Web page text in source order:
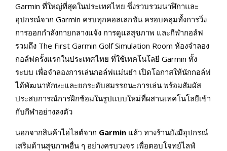
Garmin ที่ใหญ่ที่สุดในประเทศไทย ซึ่งรวบรวมนาฬิกาและ
อุปกรณ์จาก Garmin ครบทุกคอลเลกชัน ครอบคลุมทั้งการวิ่ง
การออกกำลังกายกลางแจ้ง การดูแลสุขภาพ และกีฬากอล์ฟ
รวมถึง The First Garmin Golf Simulation Room ห้องจำลอง
กอล์ฟครั้งแรกในประเทศไทย ที่ใช้เทคโนโลยี Garmin ทั้ง
ระบบ เพื่อจำลองการเล่นกอล์ฟแม่นยำ เปิดโอกาสให้นักกอล์ฟ
ได้พัฒนาทักษะและยกระดับสมรรถนะการเล่น พร้อมสัมผัส
ประสบการณ์การฝึกซ้อมในรูปแบบใหม่ที่ผสานเทคโนโลยีเข้า
กับกีฬาอย่างลงตัว
นอกจากสินค้าไฮไลต์จาก Garmin แล้ว ทางร้านยังมีอุปกรณ์
เสริมด้านสุขภาพอื่น ๆ อย่างครบวงจร เพื่อตอบโจทย์ไลฟ์